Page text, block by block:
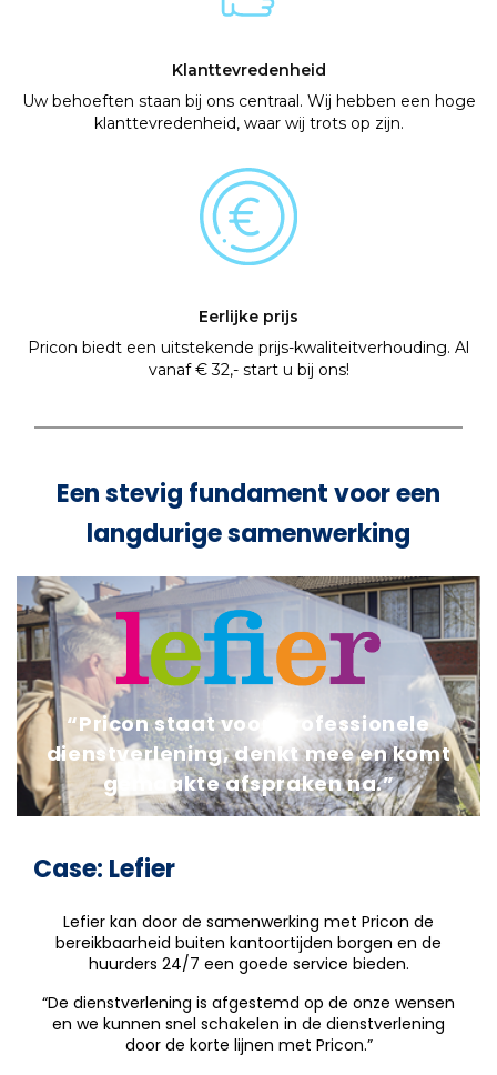
Klanttevredenheid
Uw behoeften staan bij ons centraal. Wij hebben een hoge
klanttevredenheid, waar wij trots op zijn.
Eerlijke prijs
Pricon biedt een uitstekende prijs-kwaliteitverhouding. Al
vanaf € 32,- start u bij ons!
Een stevig fundament voor een
langdurige samenwerking
“Pricon staat voor professionele
dienstverlening, denkt mee en komt
gemaakte afspraken na.”
Case: Lefier
Lefier kan door de samenwerking met Pricon de
bereikbaarheid buiten kantoortijden borgen en de
huurders 24/7 een goede service bieden.
“De dienstverlening is afgestemd op de onze wensen
en we kunnen snel schakelen in de dienstverlening
door de korte lijnen met Pricon.”